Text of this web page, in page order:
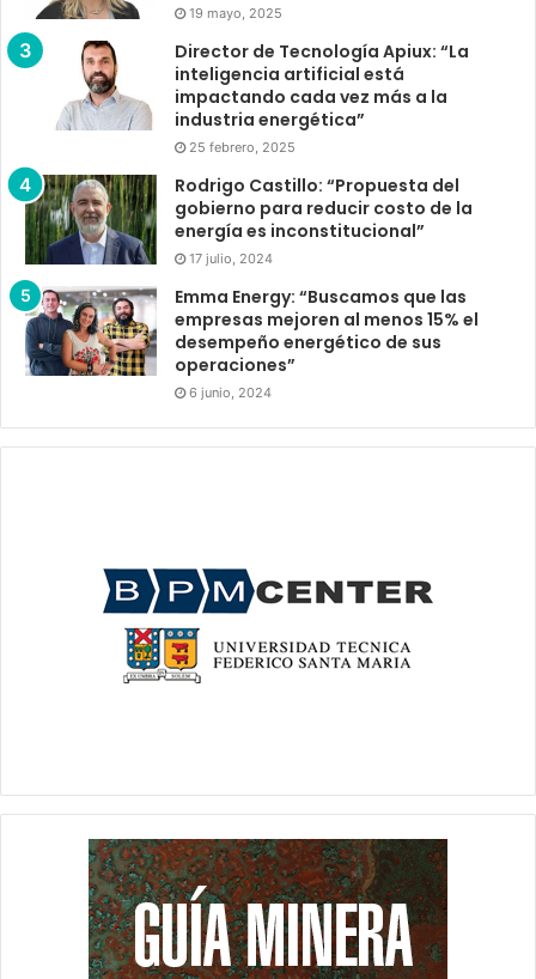
19 mayo, 2025
Director de Tecnología Apiux: “La
inteligencia artificial está
impactando cada vez más a la
industria energética”
25 febrero, 2025
Rodrigo Castillo: “Propuesta del
gobierno para reducir costo de la
energía es inconstitucional”
17 julio, 2024
Emma Energy: “Buscamos que las
empresas mejoren al menos 15% el
desempeño energético de sus
operaciones”
6 junio, 2024